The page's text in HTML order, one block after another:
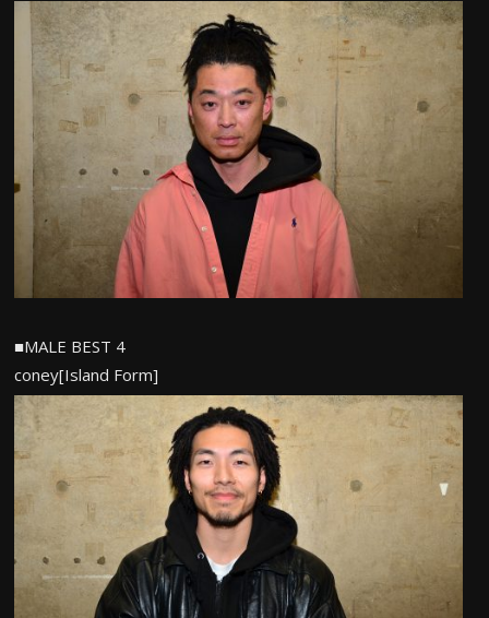
■MALE BEST 4
coney[Island Form]